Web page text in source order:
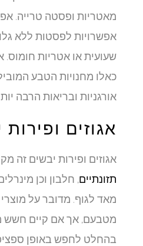
מאטריות ופסטה טרייה.
אפשרויות לפסטות ללא
שעועית או אטריות חומוס.
כאלו מחנויות הטבע
אורגניות ובריאות הרבה
אגוזים ופירות
אגוזים ופירות יבשים זה
תזונתיים, חלבון וכן
מאד לגוף. מדובר על מוצרי
מטבעם, אך אם קיים חשש
בהחלט לחפש באופן